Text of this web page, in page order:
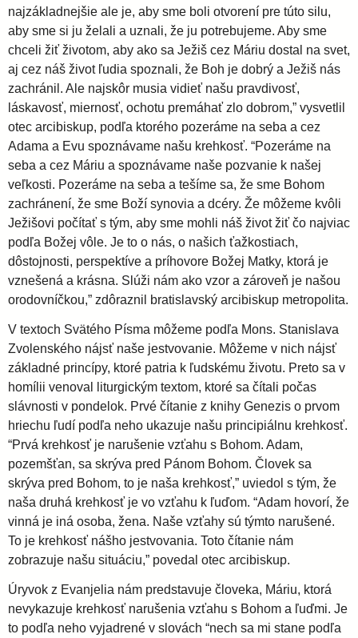
a
r
c
i
d
i
e
c
é
z
a
najzákladnejšie ale je, aby sme boli otvorení pre túto silu,
aby sme si ju želali a uznali, že ju potrebujeme. Aby sme
chceli žiť životom, aby ako sa Ježiš cez Máriu dostal na svet,
aj cez náš život ľudia spoznali, že Boh je dobrý a Ježiš nás
zachránil. Ale najskôr musia vidieť našu pravdivosť,
láskavosť, miernosť, ochotu premáhať zlo dobrom,” vysvetlil
otec arcibiskup, podľa ktorého pozeráme na seba a cez
Adama a Evu spoznávame našu krehkosť. “Pozeráme na
seba a cez Máriu a spoznávame naše pozvanie k našej
veľkosti. Pozeráme na seba a tešíme sa, že sme Bohom
zachránení, že sme Boží synovia a dcéry. Že môžeme kvôli
Ježišovi počítať s tým, aby sme mohli náš život žiť čo najviac
podľa Božej vôle. Je to o nás, o našich ťažkostiach,
dôstojnosti, perspektíve a príhovore Božej Matky, ktorá je
vznešená a krásna. Slúži nám ako vzor a zároveň je našou
orodovníčkou,” zdôraznil bratislavský arcibiskup metropolita.
V textoch Svätého Písma môžeme podľa Mons. Stanislava
Zvolenského nájsť naše jestvovanie. Môžeme v nich nájsť
základné princípy, ktoré patria k ľudskému životu. Preto sa v
homílii venoval liturgickým textom, ktoré sa čítali počas
slávnosti v pondelok. Prvé čítanie z knihy Genezis o prvom
hriechu ľudí podľa neho ukazuje našu principiálnu krehkosť.
“Prvá krehkosť je narušenie vzťahu s Bohom. Adam,
pozemšťan, sa skrýva pred Pánom Bohom. Človek sa
skrýva pred Bohom, to je naša krehkosť,” uviedol s tým, že
naša druhá krehkosť je vo vzťahu k ľuďom. “Adam hovorí, že
vinná je iná osoba, žena. Naše vzťahy sú týmto narušené.
To je krehkosť nášho jestvovania. Toto čítanie nám
zobrazuje našu situáciu,” povedal otec arcibiskup.
Úryvok z Evanjelia nám predstavuje človeka, Máriu, ktorá
nevykazuje krehkosť narušenia vzťahu s Bohom a ľuďmi. Je
to podľa neho vyjadrené v slovách “nech sa mi stane podľa